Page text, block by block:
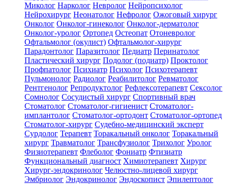
Миколог Нарколог Невролог Нейропсихолог
Нейрохирург Неонатолог Нефролог Ожоговый хирург
Онколог Онколог-гинеколог Онколог-дерматолог
Онколог-уролог Ортопед Остеопат Отоневролог
Офтальмолог (окулист) Офтальмолог-хирург
Парадонтолог Паразитолог Педиатр Перинатолог
Пластический хирург Подолог (подиатр) Проктолог
Профпатолог Психиатр Психолог Психотерапевт
Пульмонолог Радиолог Реабилитолог Ревматолог
Рентгенолог Репродуктолог Рефлексотерапевт Сексолог
Сомнолог Сосудистый хирург Спортивный врач
Стоматолог Стоматолог-гигиенист Стоматолог-
имплантолог Стоматолог-ортодонт Стоматолог-ортопед
Стоматолог-хирург Судебно-медицинский эксперт
Сурдолог Терапевт Торакальный онколог Торакальный
хирург Травматолог Трансфузиолог Трихолог Уролог
Физиотерапевт Флеболог Фониатр Фтизиатр
Функциональный диагност Химиотерапевт Хирург
Хирург-эндокринолог Челюстно-лицевой хирург
Эмбриолог Эндокринолог Эндоскопист Эпилептолог